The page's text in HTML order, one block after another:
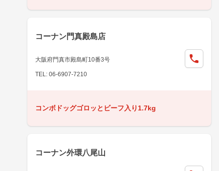
コーナン門真殿島店
大阪府門真市殿島町10番3号
TEL: 06-6907-7210
コンボドッグゴロッとビーフ入り1.7kg
コーナン外環八尾山